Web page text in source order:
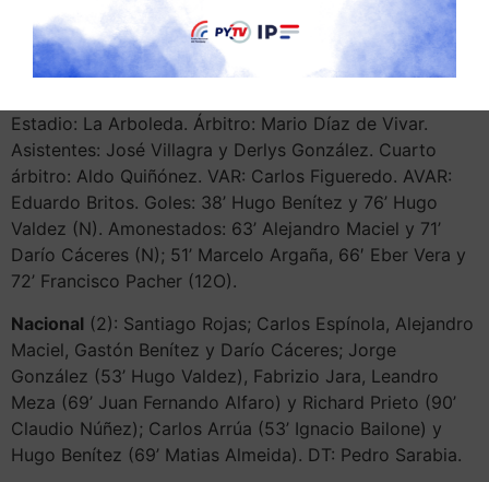
Detalles
Estadio: La Arboleda. Árbitro: Mario Díaz de Vivar.
Asistentes: José Villagra y Derlys González. Cuarto
árbitro: Aldo Quiñónez. VAR: Carlos Figueredo. AVAR:
Eduardo Britos. Goles: 38’ Hugo Benítez y 76’ Hugo
Valdez (N). Amonestados: 63’ Alejandro Maciel y 71’
Darío Cáceres (N); 51’ Marcelo Argaña, 66′ Eber Vera y
72’ Francisco Pacher (12O).
Nacional (2): Santiago Rojas; Carlos Espínola, Alejandro
Maciel, Gastón Benítez y Darío Cáceres; Jorge
González (53’ Hugo Valdez), Fabrizio Jara, Leandro
Meza (69’ Juan Fernando Alfaro) y Richard Prieto (90’
Claudio Núñez); Carlos Arrúa (53’ Ignacio Bailone) y
Hugo Benítez (69’ Matias Almeida). DT: Pedro Sarabia.